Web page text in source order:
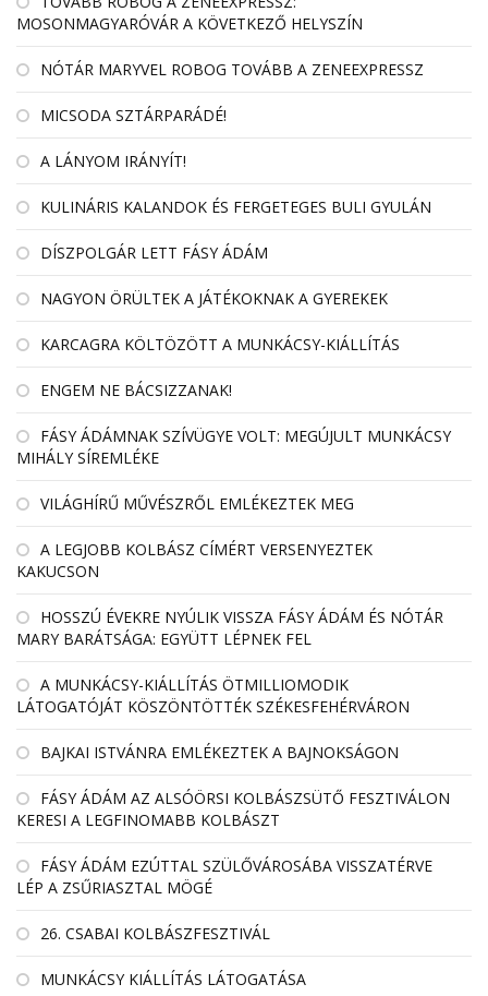
MOSONMAGYARÓVÁR A KÖVETKEZŐ HELYSZÍN
NÓTÁR MARYVEL ROBOG TOVÁBB A ZENEEXPRESSZ
MICSODA SZTÁRPARÁDÉ!
A LÁNYOM IRÁNYÍT!
KULINÁRIS KALANDOK ÉS FERGETEGES BULI GYULÁN
DÍSZPOLGÁR LETT FÁSY ÁDÁM
NAGYON ÖRÜLTEK A JÁTÉKOKNAK A GYEREKEK
KARCAGRA KÖLTÖZÖTT A MUNKÁCSY-KIÁLLÍTÁS
ENGEM NE BÁCSIZZANAK!
FÁSY ÁDÁMNAK SZÍVÜGYE VOLT: MEGÚJULT MUNKÁCSY
MIHÁLY SÍREMLÉKE
VILÁGHÍRŰ MŰVÉSZRŐL EMLÉKEZTEK MEG
A LEGJOBB KOLBÁSZ CÍMÉRT VERSENYEZTEK
KAKUCSON
HOSSZÚ ÉVEKRE NYÚLIK VISSZA FÁSY ÁDÁM ÉS NÓTÁR
MARY BARÁTSÁGA: EGYÜTT LÉPNEK FEL
A MUNKÁCSY-KIÁLLÍTÁS ÖTMILLIOMODIK
LÁTOGATÓJÁT KÖSZÖNTÖTTÉK SZÉKESFEHÉRVÁRON
BAJKAI ISTVÁNRA EMLÉKEZTEK A BAJNOKSÁGON
FÁSY ÁDÁM AZ ALSÓÖRSI KOLBÁSZSÜTŐ FESZTIVÁLON
KERESI A LEGFINOMABB KOLBÁSZT
FÁSY ÁDÁM EZÚTTAL SZÜLŐVÁROSÁBA VISSZATÉRVE
LÉP A ZSŰRIASZTAL MÖGÉ
26. CSABAI KOLBÁSZFESZTIVÁL
MUNKÁCSY KIÁLLÍTÁS LÁTOGATÁSA